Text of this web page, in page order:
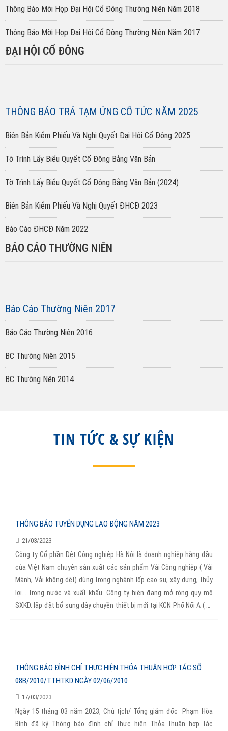
Thông Báo Mời Họp Đại Hội Cổ Đông Thường Niên Năm 2018
Thông Báo Mời Họp Đại Hội Cổ Đông Thường Niên Năm 2017
ĐẠI HỘI CỔ ĐÔNG
THÔNG BÁO TRẢ TẠM ỨNG CỔ TỨC NĂM 2025
Biên Bản Kiểm Phiếu Và Nghị Quyết Đại Hội Cổ Đông 2025
Tờ Trình Lấy Biểu Quyết Cổ Đông Bằng Văn Bản
Tờ Trình Lấy Biểu Quyết Cổ Đông Bằng Văn Bản (2024)
Biên Bản Kiểm Phiếu Và Nghị Quyết ĐHCĐ 2023
Báo Cáo ĐHCĐ Năm 2022
BÁO CÁO THƯỜNG NIÊN
Báo Cáo Thường Niên 2017
Báo Cáo Thường Niên 2016
BC Thường Niên 2015
BC Thường Nên 2014
TIN TỨC & SỰ KIỆN
THÔNG BÁO TUYỂN DỤNG LAO ĐỘNG NĂM 2023
21/03/2023
Công ty Cổ phần Dệt Công nghiệp Hà Nội là doanh nghiệp hàng đầu
của Việt Nam chuyên sản xuất các sản phẩm Vải Công nghiệp ( Vải
Mành, Vải không dệt) dùng trong nghành lốp cao su, xây dựng, thủy
lợi... trong nước và xuất khẩu. Công ty hiện đang mở rộng quy mô
SXKD. lắp đặt bổ sung dây chuyền thiết bị mới tại KCN Phố Nối A ( xã
Giai Phạm, huyện Yên Mỹ, tỉnh Hưng Yên), cần tuyển dụng lao động ở
chế độ phúc lợi của Người lao động, học sinh, thử việc, tập sự nghề
và Hồ sơ dự tuyển có thể tìm hiểu thêm ở đường link
sau: /datafiles/files/TBTD.jpg
THÔNG BÁO ĐÌNH CHỈ THỰC HIỆN THỎA THUẬN HỢP TÁC SỐ
08B/2010/TTHTKD NGÀY 02/06/2010
17/03/2023
Ngày 15 tháng 03 năm 2023, Chủ tịch/ Tổng giám đốc Phạm Hòa
Bình đã ký Thông báo đình chỉ thực hiện Thỏa thuận hợp tác
Thông báo Tuyển dụng 2021
16/04/2021